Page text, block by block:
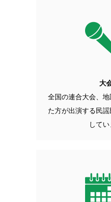
大
全国の連合大会、
た方が出演する民
してい